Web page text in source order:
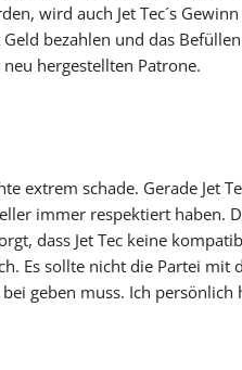
wird auch Jet Tec´s
bezahlen und das
hergestellten Patrone.
extrem schade. Gerade Jet
immer respektiert haben.
dass Jet Tec keine
Es sollte nicht die Partei mit
geben muss. Ich persönlich